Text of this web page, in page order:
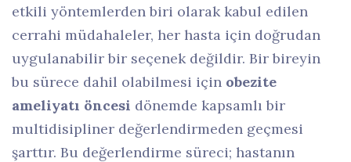
etkili yöntemlerden biri olarak kabul edilen
cerrahi müdahaleler, her hasta için doğrudan
uygulanabilir bir seçenek değildir. Bir bireyin
bu sürece dahil olabilmesi için obezite
ameliyatı öncesi dönemde kapsamlı bir
multidisipliner değerlendirmeden geçmesi
şarttır. Bu değerlendirme süreci; hastanın